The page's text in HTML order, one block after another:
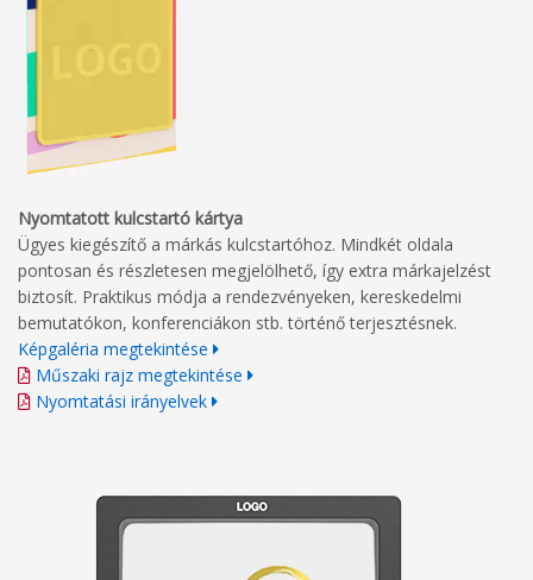
Nyomtatott kulcstartó kártya
Ügyes kiegészítő a márkás kulcstartóhoz. Mindkét oldala
pontosan és részletesen megjelölhető, így extra márkajelzést
biztosít. Praktikus módja a rendezvényeken, kereskedelmi
bemutatókon, konferenciákon stb. történő terjesztésnek.
Képgaléria megtekintése
Műszaki rajz megtekintése
Nyomtatási irányelvek